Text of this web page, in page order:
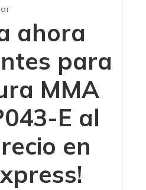
ahora
para
MMA
E al
en